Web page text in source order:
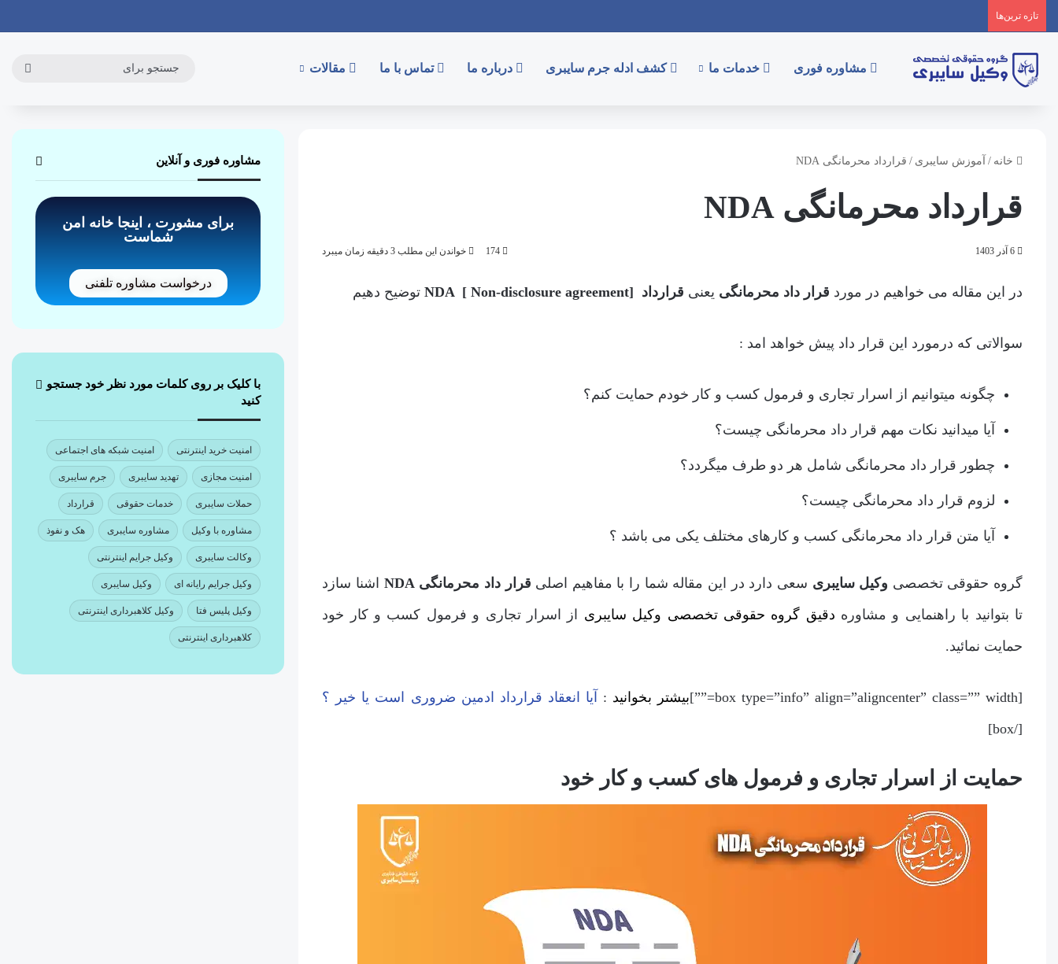
تازه‌ ترین‌ها
مشاوره فوری خدمات ما کشف ادله جرم سایبری درباره ما تماس با ما مقالات
خانه / آموزش سایبری / قرارداد محرمانگی NDA
قرارداد محرمانگی NDA
6 آذر 1403 174 خواندن این مطلب 3 دقیقه زمان میبرد
در این مقاله می خواهیم در مورد قرار داد محرمانگی یعنی قرارداد [NDA [ Non-disclosure agreement توضیح دهیم
سوالاتی که درمورد این قرار داد پیش خواهد امد :
چگونه میتوانیم از اسرار تجاری و فرمول کسب و کار خودم حمایت کنم؟
آیا میدانید نکات مهم قرار داد محرمانگی چیست؟
چطور قرار داد محرمانگی شامل هر دو طرف میگردد؟
لزوم قرار داد محرمانگی چیست؟
آیا متن قرار داد محرمانگی کسب و کارهای مختلف یکی می باشد ؟
گروه حقوقی تخصصی وکیل سایبری سعی دارد در این مقاله شما را با مفاهیم اصلی قرار داد محرمانگی NDA
اشنا سازد
تا بتوانید با راهنمایی و مشاوره دقیق گروه حقوقی تخصصی وکیل سایبری از اسرار تجاری و فرمول کسب و کار خود
حمایت نمائید.
[box type=”info” align=”aligncenter” class=”” width=””] بیشتر بخوانید :
آیا انعقاد قرارداد ادمین ضروری است یا خیر ؟
[/box]
حمایت از اسرار تجاری و فرمول های کسب و کار خود
مشاوره فوری و آنلاین
برای مشورت ، اینجا خانه امن
شماست
درخواست مشاوره تلفنی
با کلیک بر روی کلمات مورد نظر خود جستجو
کنید
امنیت خرید اینترنتی امنیت شبکه های اجتماعی
امنیت مجازی تهدید سایبری جرم سایبری
حملات سایبری خدمات حقوقی قرارداد
مشاوره با وکیل مشاوره سایبری هک و نفوذ
وکالت سایبری وکیل جرایم اینترنتی
وکیل جرایم رایانه ای وکیل سایبری
وکیل پلیس فتا وکیل کلاهبرداری اینترنتی
کلاهبرداری اینترنتی